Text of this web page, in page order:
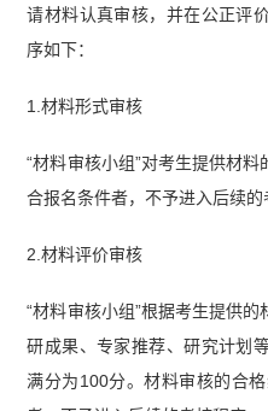
请材料认真审核，并在公正评
序如下：
1.材料形式审核
“材料审核小组”对考生提供材
合报名条件者，不予进入后续的
2.材料评价审核
“材料审核小组”根据考生提供
研成果、专家推荐、研究计划
满分为100分。材料审核的合